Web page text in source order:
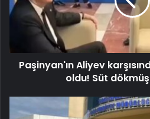
Paşinyan'ın Aliyev
oldu! Süt